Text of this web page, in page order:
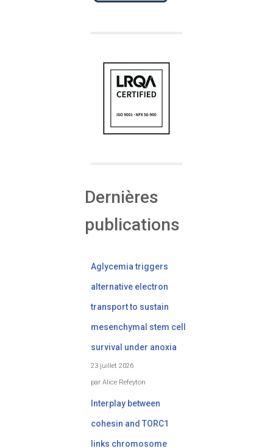
Dernières
publications
Aglycemia triggers
alternative electron
transport to sustain
mesenchymal stem cell
survival under anoxia
23 juillet 2026
par Alice Refeyton
Interplay between
cohesin and TORC1
links chromosome